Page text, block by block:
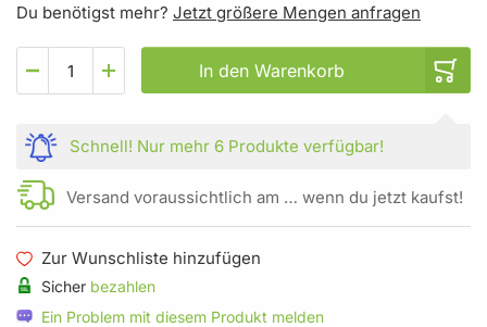
Du benötigst mehr? Jetzt größere Mengen anfragen
In den Warenkorb
Schnell! Nur mehr 6 Produkte verfügbar!
Versand voraussichtlich am … wenn du jetzt kaufst!
Zur Wunschliste hinzufügen
Sicher bezahlen
Ein Problem mit diesem Produkt melden